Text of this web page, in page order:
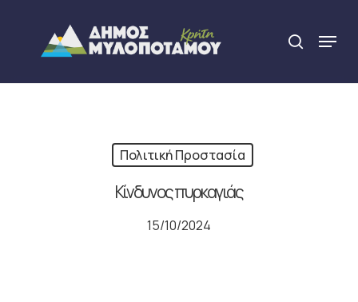
content
search
Menu
Πολιτική Προστασία
Κίνδυνος πυρκαγιάς
15/10/2024
Close